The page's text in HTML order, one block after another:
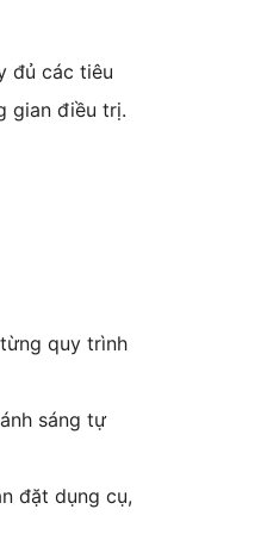
đủ các tiêu
gian điều trị.
quy trình
sáng tự
đặt dụng cụ,